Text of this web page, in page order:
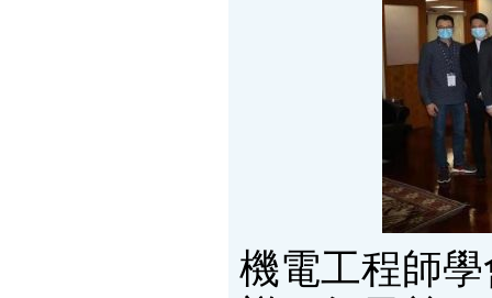
機電工程師